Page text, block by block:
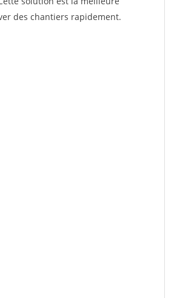
des chantiers rapidement.